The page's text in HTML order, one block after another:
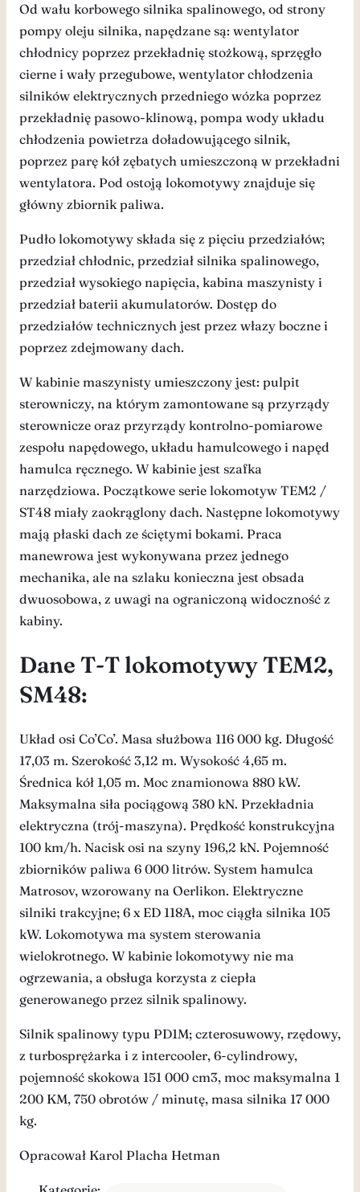
Od wału korbowego silnika spalinowego, od strony
pompy oleju silnika, napędzane są: wentylator
chłodnicy poprzez przekładnię stożkową, sprzęgło
cierne i wały przegubowe, wentylator chłodzenia
silników elektrycznych przedniego wózka poprzez
przekładnię pasowo-klinową, pompa wody układu
chłodzenia powietrza doładowującego silnik,
poprzez parę kół zębatych umieszczoną w przekładni
wentylatora. Pod ostoją lokomotywy znajduje się
główny zbiornik paliwa.
Pudło lokomotywy składa się z pięciu przedziałów;
przedział chłodnic, przedział silnika spalinowego,
przedział wysokiego napięcia, kabina maszynisty i
przedział baterii akumulatorów. Dostęp do
przedziałów technicznych jest przez włazy boczne i
poprzez zdejmowany dach.
W kabinie maszynisty umieszczony jest: pulpit
sterowniczy, na którym zamontowane są przyrządy
sterownicze oraz przyrządy kontrolno-pomiarowe
zespołu napędowego, układu hamulcowego i napęd
hamulca ręcznego. W kabinie jest szafka
narzędziowa. Początkowe serie lokomotyw TEM2 /
ST48 miały zaokrąglony dach. Następne lokomotywy
mają płaski dach ze ściętymi bokami. Praca
manewrowa jest wykonywana przez jednego
mechanika, ale na szlaku konieczna jest obsada
dwuosobowa, z uwagi na ograniczoną widoczność z
kabiny.
Dane T-T lokomotywy TEM2,
SM48:
Układ osi Co’Co’. Masa służbowa 116 000 kg. Długość
17,03 m. Szerokość 3,12 m. Wysokość 4,65 m.
Średnica kół 1,05 m. Moc znamionowa 880 kW.
Maksymalna siła pociągową 380 kN. Przekładnia
elektryczna (trój-maszyna). Prędkość konstrukcyjna
100 km/h. Nacisk osi na szyny 196,2 kN. Pojemność
zbiorników paliwa 6 000 litrów. System hamulca
Matrosov, wzorowany na Oerlikon. Elektryczne
silniki trakcyjne; 6 x ED 118A, moc ciągła silnika 105
kW. Lokomotywa ma system sterowania
wielokrotnego. W kabinie lokomotywy nie ma
ogrzewania, a obsługa korzysta z ciepła
generowanego przez silnik spalinowy.
Silnik spalinowy typu PD1M; czterosuwowy, rzędowy,
z turbosprężarka i z intercooler, 6-cylindrowy,
pojemność skokowa 151 000 cm3, moc maksymalna 1
200 KM, 750 obrotów / minutę, masa silnika 17 000
kg.
Opracował Karol Placha Hetman